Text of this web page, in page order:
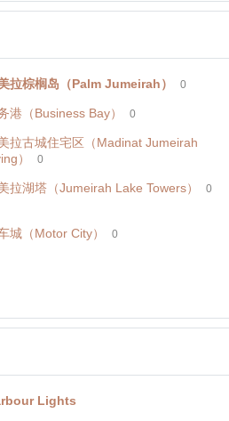
拉棕榈岛（Palm Jumeirah） 0
港（Business Bay） 0
拉古城住宅区（Madinat Jumeirah
）
0
拉湖塔（Jumeirah Lake Towers） 0
城（Motor City） 0
Lights